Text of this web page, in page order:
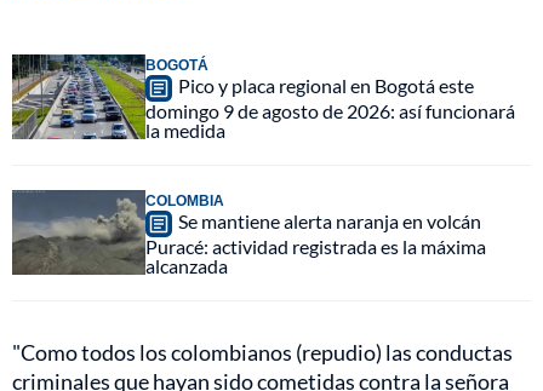
BOGOTÁ
Pico y placa regional en Bogotá este
domingo 9 de agosto de 2026: así funcionará
la medida
COLOMBIA
Se mantiene alerta naranja en volcán
Puracé: actividad registrada es la máxima
alcanzada
"Como todos los colombianos (repudio) las conductas
criminales que hayan sido cometidas contra la señora